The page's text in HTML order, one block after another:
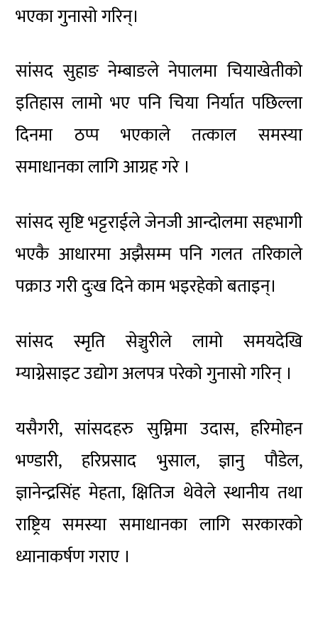
भएका गुनासो गरिन्।
सांसद सुहाङ नेम्बाङले नेपालमा चियाखेतीको
इतिहास लामो भए पनि चिया निर्यात पछिल्ला
दिनमा ठप्प भएकाले तत्काल समस्या
समाधानका लागि आग्रह गरे ।
सांसद सृष्टि भट्टराईले जेनजी आन्दोलमा सहभागी
भएकै आधारमा अझैसम्म पनि गलत तरिकाले
पक्राउ गरी दुःख दिने काम भइरहेको बताइन्।
सांसद स्मृति सेञ्चुरीले लामो समयदेखि
म्याग्नेसाइट उद्योग अलपत्र परेको गुनासो गरिन् ।
यसैगरी, सांसदहरु सुम्निमा उदास, हरिमोहन
भण्डारी, हरिप्रसाद भुसाल, ज्ञानु पौडेल,
ज्ञानेन्द्रसिंह मेहता, क्षितिज थेवेले स्थानीय तथा
राष्ट्रिय समस्या समाधानका लागि सरकारको
ध्यानाकर्षण गराए ।